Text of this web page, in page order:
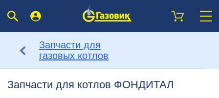
Запчасти для
газовых котлов
Запчасти для котлов ФОНДИТАЛ